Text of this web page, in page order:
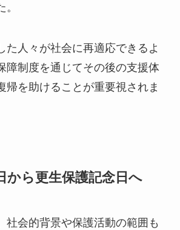
た人々が社会に再適応できるよ
障制度を通じてその後の支援体
帰を助けることが重要視されま
から更生保護記念日へ
社会的背景や保護活動の範囲も